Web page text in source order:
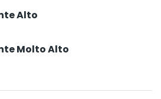
Alto
Molto Alto